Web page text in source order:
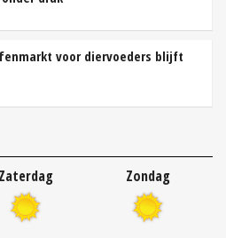
voor diervoeders blijft
Zaterdag Zondag